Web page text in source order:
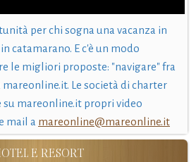
per chi sogna una vacanza in
catamarano. E c'è un modo
le migliori proposte: "navigare" fra
Le società di charter
su mareonline.it propri video
mail a mareonline@mareonline.it
E RESORT